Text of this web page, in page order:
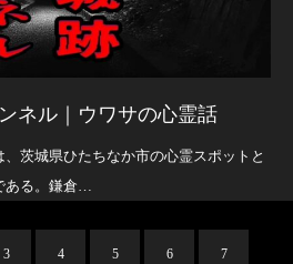
ネル｜ウワサの心霊話
茨城県ひたちなか市の心霊スポットと
ある。鎌倉…
3 4 5 6 7